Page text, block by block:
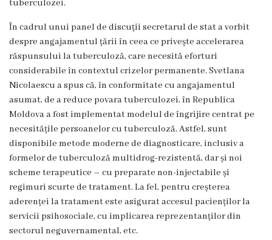
Internare
Secția
obstetrică
și
ginecologie
Laboratorul
clinico-
diagnostic
Chirurgie
tuberculozei.
În cadrul unui panel de discuții secretarul de stat a vorbit
despre angajamentul țării în ceea ce privește accelerarea
răspunsului la tuberculoză, care necesită eforturi
considerabile în contextul crizelor permanente. Svetlana
Nicolaescu a spus că, în conformitate cu angajamentul
asumat, de a reduce povara tuberculozei, în Republica
Moldova a fost implementat modelul de îngrijire centrat pe
necesitățile persoanelor cu tuberculoză. Astfel, sunt
disponibile metode moderne de diagnosticare, inclusiv a
formelor de tuberculoză multidrog-rezistentă, dar și noi
scheme terapeutice – cu preparate non-injectabile și
regimuri scurte de tratament. La fel, pentru creșterea
aderenței la tratament este asigurat accesul pacienților la
servicii psihosociale, cu implicarea reprezentanților din
sectorul neguvernamental, etc.